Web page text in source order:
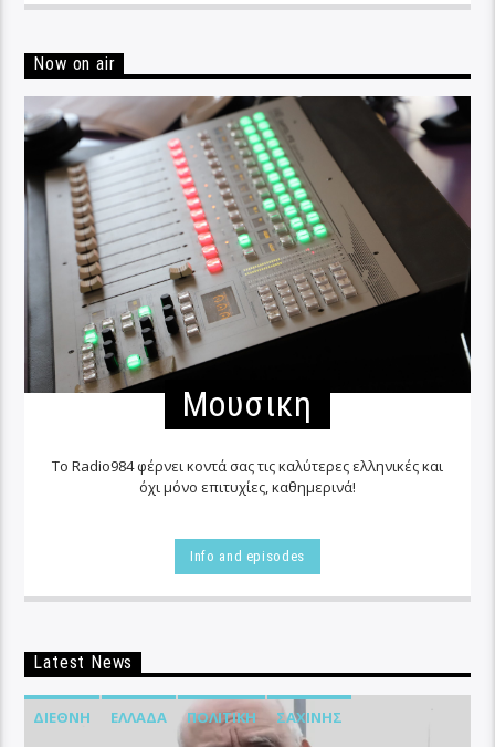
Now on air
Μουσικη
Το Radio984 φέρνει κοντά σας τις καλύτερες ελληνικές και
όχι μόνο επιτυχίες, καθημερινά!
Info and episodes
Latest News
ΔΙΕΘΝΉ ΕΛΛΆΔΑ ΠΟΛΙΤΙΚΉ ΣΑΧΊΝΗΣ